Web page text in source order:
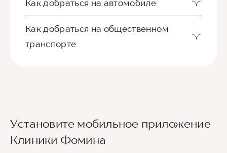
Как добраться на автомобиле
Как добраться на общественном
транспорте
Из международного аэропорта Сочи до клиники
можно добраться на такси или
Установите мобильное приложение
Клиники Фомина